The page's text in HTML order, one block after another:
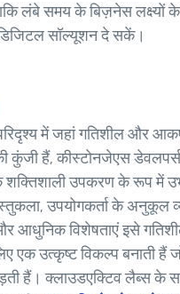
लंबे समय के बिज़नेस लक्ष्यों
सॉल्यूशन दे सकें।
में जहां गतिशील और
कुंजी हैं, कीस्टोनजेएस
शक्तिशाली उपकरण के रूप में
उपयोगकर्ता के अनुकूल
आधुनिक विशेषताएं इसे
एक उत्कृष्ट विकल्प बनाती हैं
हैं। क्लाउडएक्टिव लैब्स के